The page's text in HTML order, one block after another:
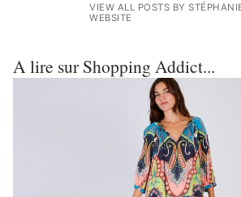
VIEW ALL POSTS BY
WEBSITE
A lire sur Shopping Addict...